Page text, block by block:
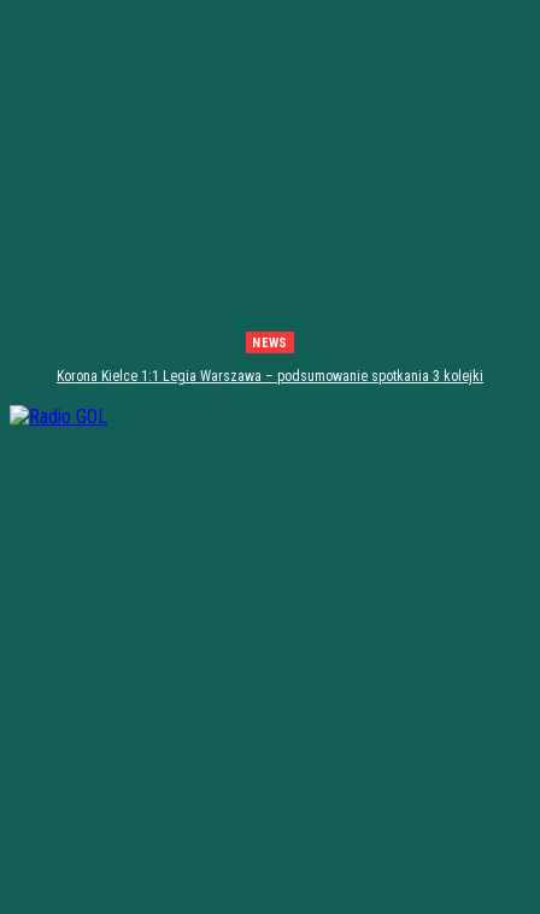
NEWS
Korona Kielce 1:1 Legia Warszawa – podsumowanie spotkania 3 kolejki